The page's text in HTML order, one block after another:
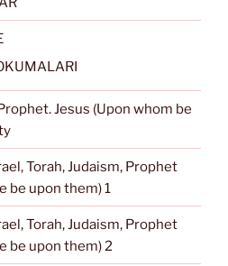
Jesus (Upon whom be
Torah, Judaism, Prophet
be upon them) 1
Torah, Judaism, Prophet
be upon them) 2